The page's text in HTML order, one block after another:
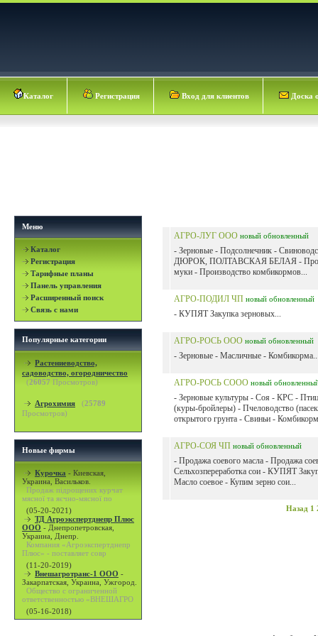
Каталог Регистрация Вход для клиентов Доска
Меню
Каталог
Регистрация
Тарифные планы
Панель управления
Расширенный поиск
Связь с нами
Популярные категории
Растениеводство,
садоводство, огородничество
(26057 Просмотров)
Агрохимия (25789
Просмотров)
Новые фирмы
Курочка - Киевская,
Украина, Васильков.
Продаж підрощених курчат
мясної та яєчно-мясної по
(05-20-2021)
ТД Агроэкспертднепр Плюс
ООО - Днепропетровская,
Украина, Днепр.
Компания «Агроэкспертднепр
Плюс» - поставляет совр
(11-20-2019)
Внешагротранс-1 ООО -
Закарпатская, Украина, Ужгород.
Общество с ограниченной
ответственностью «ВНЕШАГРО
(05-16-2018)
АГРО-ЛУГ ООО новый обновленный
- Зерновые - Подсолнечник -
ДЮРОК, ПОЛТАВСКАЯ БЕЛАЯ -
муки - Производство комбикормов...
АГРО-ПОДИЛ ЧП новый обновленный
- КУПЯТ Закупка зерновых...
АГРО-РОСЬ ООО новый обновленный
- Зерновые - Масличные -
АГРО-РОСЬ СООО новый
- Зерновые культуры - Соя - КРС -
(куры-бройлеры) - Пчеловодство
открытого грунта - Свиньи -
АГРО-СОЯ ЧП новый обновленный
- Продажа соевого масла - Продажа
Сельхозпереработка сои - КУПЯТ
Масло соевое - Купим зерно сои...
Назад 1